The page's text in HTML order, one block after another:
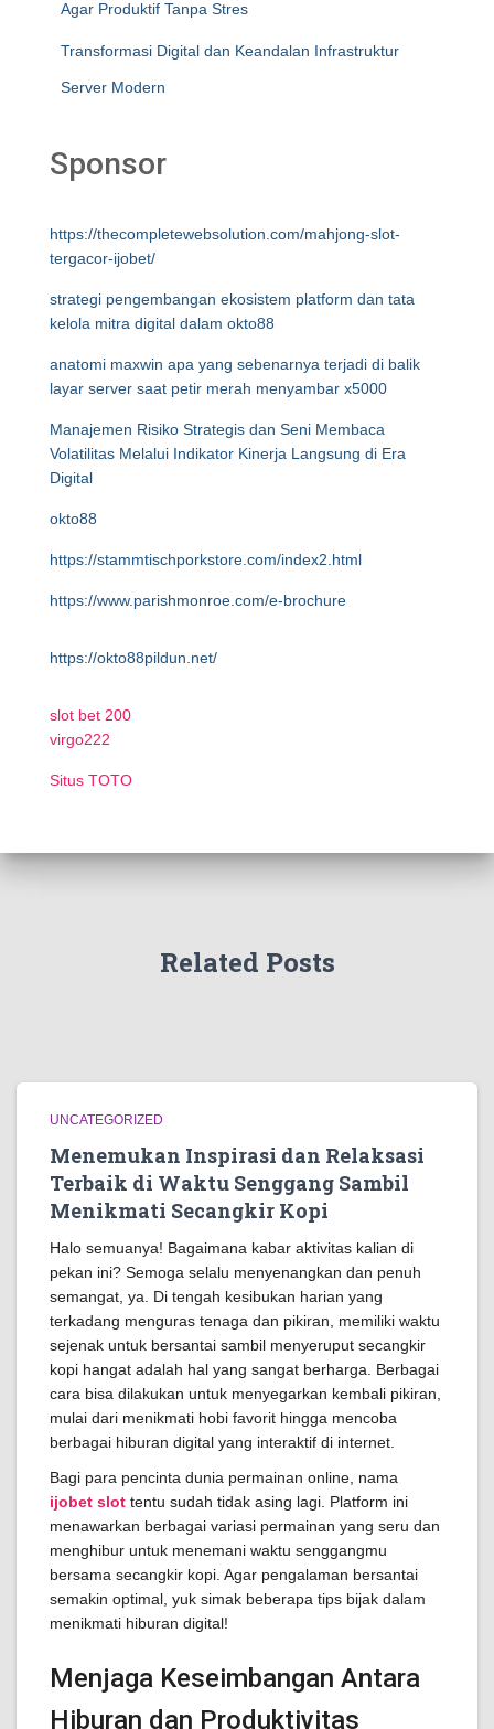
Agar Produktif Tanpa Stres
Transformasi Digital dan Keandalan Infrastruktur
Server Modern
Sponsor
https://thecompletewebsolution.com/mahjong-slot-
tergacor-ijobet/
strategi pengembangan ekosistem platform dan tata
kelola mitra digital dalam okto88
anatomi maxwin apa yang sebenarnya terjadi di balik
layar server saat petir merah menyambar x5000
Manajemen Risiko Strategis dan Seni Membaca
Volatilitas Melalui Indikator Kinerja Langsung di Era
Digital
okto88
https://stammtischporkstore.com/index2.html
https://www.parishmonroe.com/e-brochure
https://okto88pildun.net/
slot bet 200
virgo222
Situs TOTO
Related Posts
UNCATEGORIZED
Menemukan Inspirasi dan Relaksasi
Terbaik di Waktu Senggang Sambil
Menikmati Secangkir Kopi
Halo semuanya! Bagaimana kabar aktivitas kalian di
pekan ini? Semoga selalu menyenangkan dan penuh
semangat, ya. Di tengah kesibukan harian yang
terkadang menguras tenaga dan pikiran, memiliki waktu
sejenak untuk bersantai sambil menyeruput secangkir
kopi hangat adalah hal yang sangat berharga. Berbagai
cara bisa dilakukan untuk menyegarkan kembali pikiran,
mulai dari menikmati hobi favorit hingga mencoba
berbagai hiburan digital yang interaktif di internet.
Bagi para pencinta dunia permainan online, nama
ijobet slot tentu sudah tidak asing lagi. Platform ini
menawarkan berbagai variasi permainan yang seru dan
menghibur untuk menemani waktu senggangmu
bersama secangkir kopi. Agar pengalaman bersantai
semakin optimal, yuk simak beberapa tips bijak dalam
menikmati hiburan digital!
Menjaga Keseimbangan Antara
Hiburan dan Produktivitas